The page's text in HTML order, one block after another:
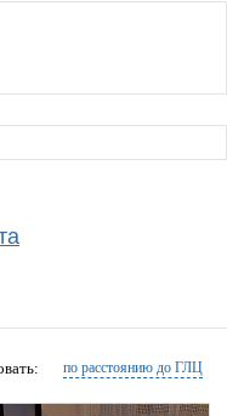
по расстоянию до ГЛЦ